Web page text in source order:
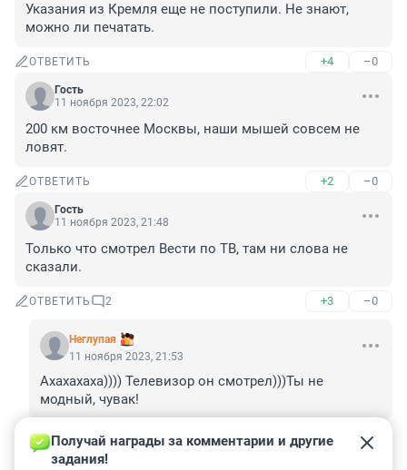
Указания из Кремля еще не поступили. Не знают,
можно ли печатать.
ОТВЕТИТЬ +4 –0
Гость
11 ноября 2023, 22:02
200 км восточнее Москвы, наши мышей совсем не
ловят.
ОТВЕТИТЬ +2 –0
Гость
11 ноября 2023, 21:48
Только что смотрел Вести по ТВ, там ни слова не
сказали.
ОТВЕТИТЬ 2 +3 –0
Неглупая
11 ноября 2023, 21:53
Ахахахаха)))) Телевизор он смотрел)))Ты не
модный, чувак!
ОТВЕТИТЬ –0
Гость
Получай награды за комментарии и другие
задания!